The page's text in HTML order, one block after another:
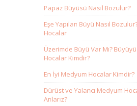
Papaz Büyüsü Nasıl Bozulur?
Eşe Yapılan Büyü Nasıl
Hocalar
Üzerimde Büyü Var Mı?
Hocalar Kimdir?
En İyi Medyum Hocalar Kimdir?
Dürüst ve Yalancı Medyum
Anlarız?